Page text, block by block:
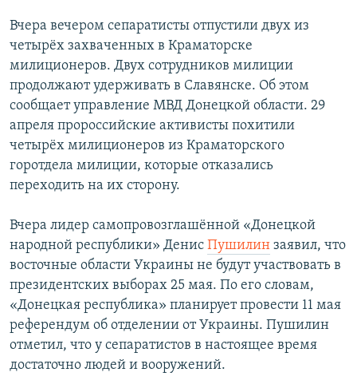
АРХИВ
Հայերեն
English
Русский
Все сайты Радио Азатутюн
Вчера вечером сепаратисты отпустили двух из
четырёх захваченных в Краматорске
милиционеров. Двух сотрудников милиции
продолжают удерживать в Славянске. Об этом
сообщает управление МВД Донецкой области. 29
апреля пророссийские активисты похитили
четырёх милиционеров из Краматорского
горотдела милиции, которые отказались
переходить на их сторону.
Вчера лидер самопровозглашённой «Донецкой
народной республики» Денис Пушилин заявил, что
восточные области Украины не будут участвовать в
президентских выборах 25 мая. По его словам,
«Донецкая республика» планирует провести 11 мая
референдум об отделении от Украины. Пушилин
отметил, что у сепаратистов в настоящее время
достаточно людей и вооружений.